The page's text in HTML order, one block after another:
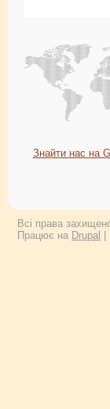
Знайти нас на
Всі права
Працює на Drupal